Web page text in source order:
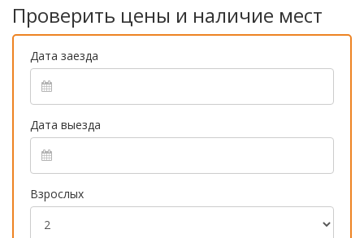
Проверить цены и наличие мест
Дата заезда
Дата выезда
Взрослых